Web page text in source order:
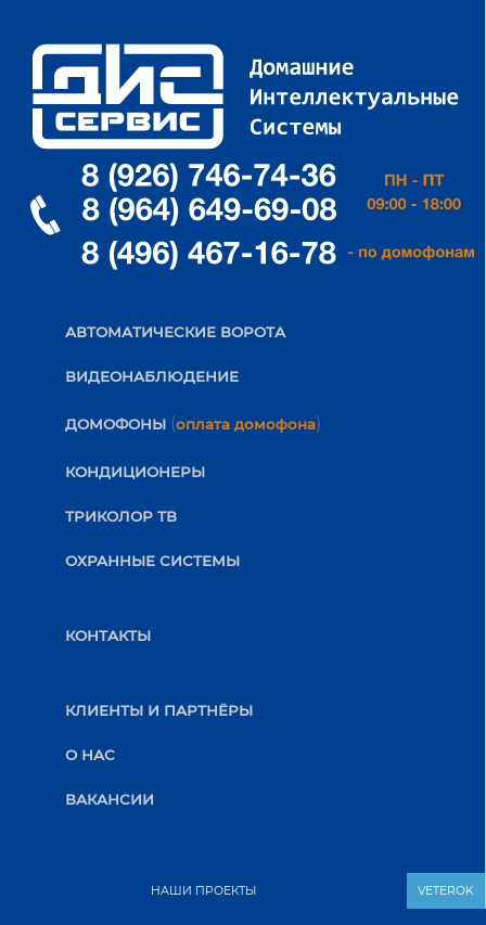
АВТОМАТИЧЕСКИЕ ВОРОТА
ВИДЕОНАБЛЮДЕНИЕ
ДОМОФОНЫ (оплата домофона)
КОНДИЦИОНЕРЫ
ТРИКОЛОР ТВ
ОХРАННЫЕ СИСТЕМЫ
КОНТАКТЫ
КЛИЕНТЫ И ПАРТНЁРЫ
О НАС
ВАКАНСИИ
НАШИ ПРОЕКТЫ VETEROK